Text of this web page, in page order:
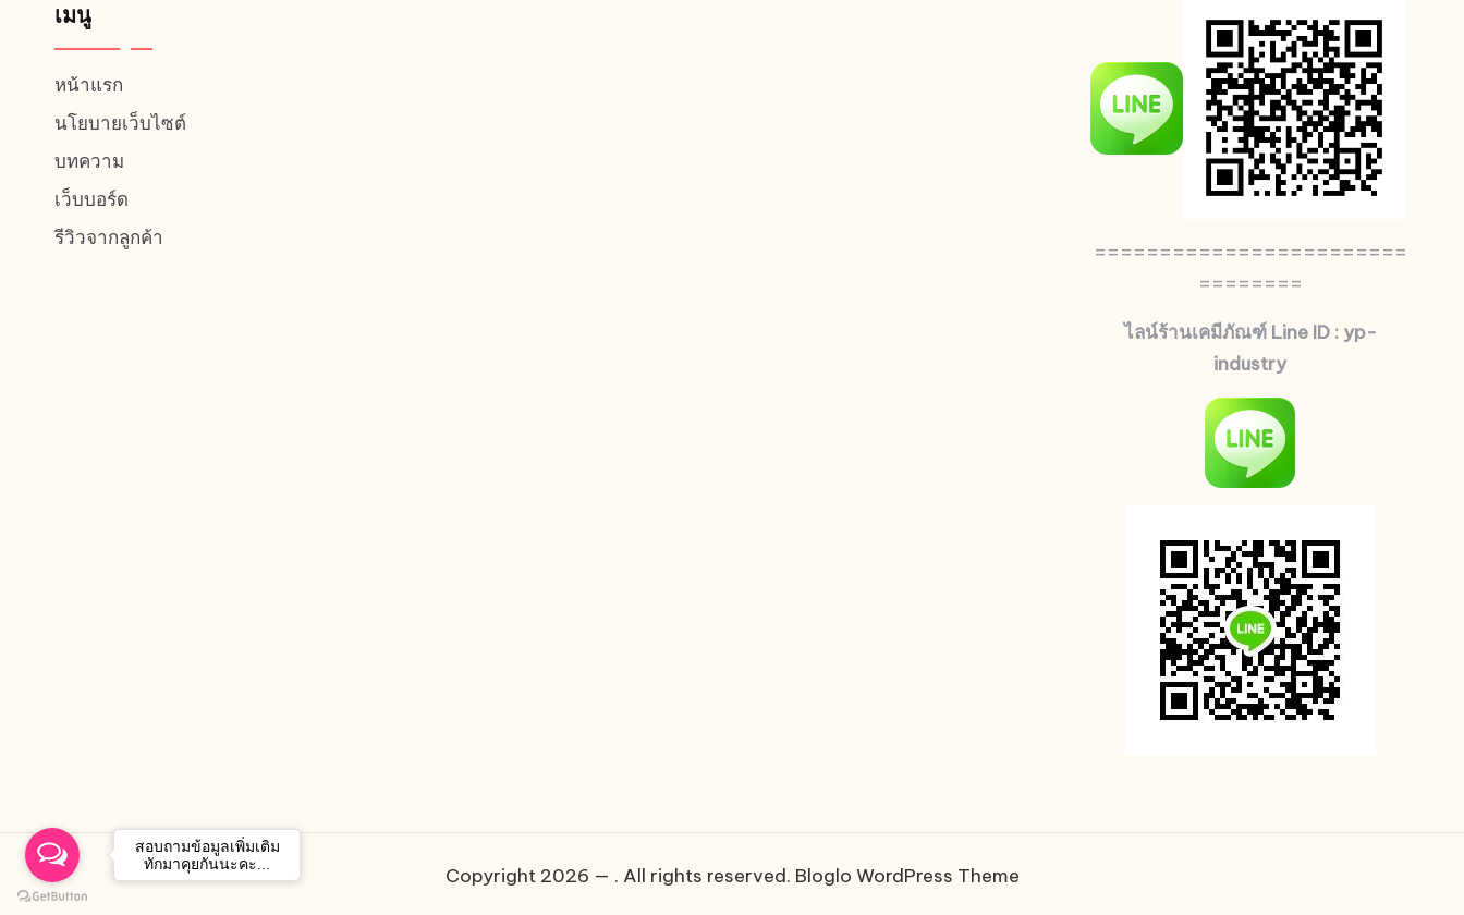
เมนู
หน้าแรก
นโยบายเว็บไซต์
บทความ
เว็บบอร์ด
รีวิวจากลูกค้า
========================
========
ไลน์ร้านเคมีภัณฑ์ Line ID : yp-
industry
Copyright 2026 — . All rights reserved. Bloglo WordPress Theme
สอบถามข้อมูลเพิ่มเติม
ทักมาคุยกันนะคะ...